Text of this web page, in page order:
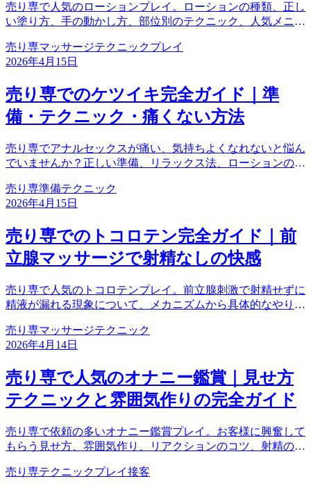
売り専で人気のローションプレイ。ローションの種類、正し
い塗り方、手の動かし方、部位別のテクニック、人気メニュ
つけよう。
売り専マッサージテクニックプレイ
2026年4月15日
売り専でのケツイキ完全ガイド｜準
備・テクニック・痛くない方法
売り専でアナルセックスが痛い、気持ちよくなれないと悩ん
でいませんか？正しい準備、リラックス法、ローションの使
ョンのボーイ必見の完全ガイド。
売り専準備テクニック
2026年4月15日
売り専でのトコロテン完全ガイド｜前
立腺マッサージで射精なしの快感
売り専で人気のトコロテンプレイ。前立腺刺激で射精せずに
精液が漏れる現象について、メカニズムから具体的なやり
つけよう。
売り専マッサージテクニック
2026年4月14日
売り専で人気のオナニー鑑賞｜見せ方
テクニックと雰囲気作りの完全ガイド
売り専で依頼の多いオナニー鑑賞プレイ。お客様に興奮して
もらう見せ方、雰囲気作り、リアクションのコツ、射精のタ
につけよう。
売り専テクニックプレイ接客